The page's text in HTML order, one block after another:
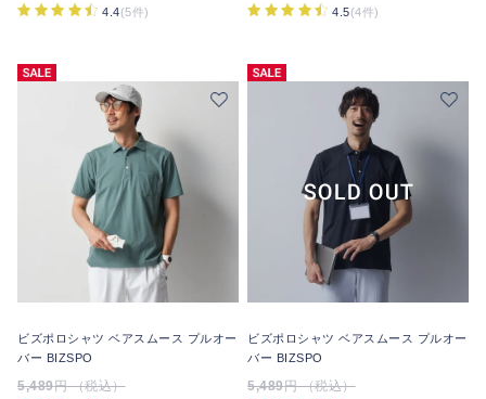
4.4(5件) 4.5(4件)
ビズポロシャツ ベアスムース プルオー
バー BIZSPO
5,489円 （税込）
ビズポロシャツ ベアスムース プルオー
バー BIZSPO
5,489円 （税込）